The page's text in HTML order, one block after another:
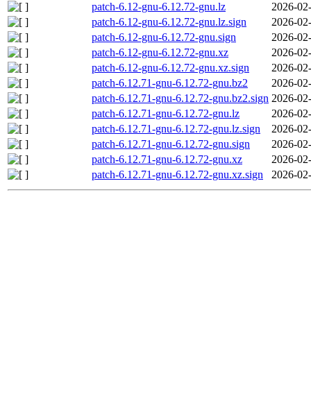
patch-6.12-gnu-6.12.72-gnu.lz
2026-
patch-6.12-gnu-6.12.72-gnu.lz.sign
2026-
patch-6.12-gnu-6.12.72-gnu.sign
2026-
patch-6.12-gnu-6.12.72-gnu.xz
2026-
patch-6.12-gnu-6.12.72-gnu.xz.sign
2026-
patch-6.12.71-gnu-6.12.72-gnu.bz2
2026-
patch-6.12.71-gnu-6.12.72-gnu.bz2.sign 2026-
patch-6.12.71-gnu-6.12.72-gnu.lz
2026-
patch-6.12.71-gnu-6.12.72-gnu.lz.sign
2026-
patch-6.12.71-gnu-6.12.72-gnu.sign
2026-
patch-6.12.71-gnu-6.12.72-gnu.xz
2026-
patch-6.12.71-gnu-6.12.72-gnu.xz.sign
2026-